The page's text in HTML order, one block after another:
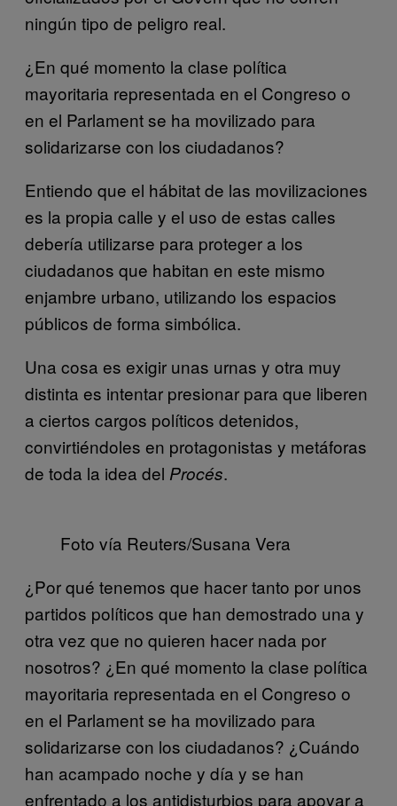
ningún tipo de peligro real.
¿En qué momento la clase política
mayoritaria representada en el Congreso o
en el Parlament se ha movilizado para
solidarizarse con los ciudadanos?
Entiendo que el hábitat de las movilizaciones
es la propia calle y el uso de estas calles
debería utilizarse para proteger a los
ciudadanos que habitan en este mismo
enjambre urbano, utilizando los espacios
públicos de forma simbólica.
Una cosa es exigir unas urnas y otra muy
distinta es intentar presionar para que liberen
a ciertos cargos políticos detenidos,
convirtiéndoles en protagonistas y metáforas
de toda la idea del Procés.
Foto vía Reuters/Susana Vera
¿Por qué tenemos que hacer tanto por unos
partidos políticos que han demostrado una y
otra vez que no quieren hacer nada por
nosotros? ¿En qué momento la clase política
mayoritaria representada en el Congreso o
en el Parlament se ha movilizado para
solidarizarse con los ciudadanos? ¿Cuándo
han acampado noche y día y se han
enfrentado a los antidisturbios para apoyar a